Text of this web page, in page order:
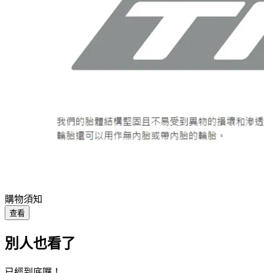
購物須知
查看
別人也看了